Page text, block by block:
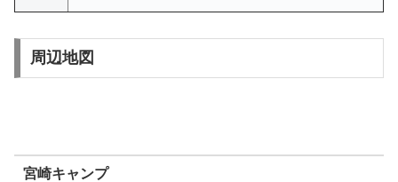
周辺地図
宮崎キャンプ